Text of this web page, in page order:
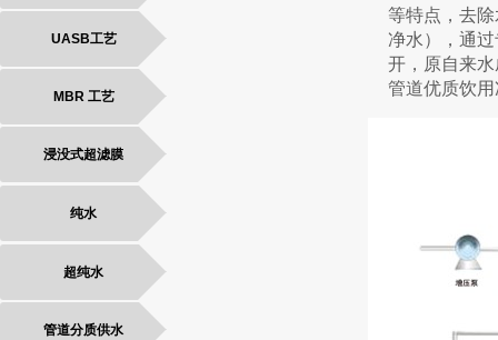
等特点，去
净水），通
开，原自来
管道优质饮
UASB工艺
MBR 工艺
浸没式超滤膜
纯水
超纯水
管道分质供水